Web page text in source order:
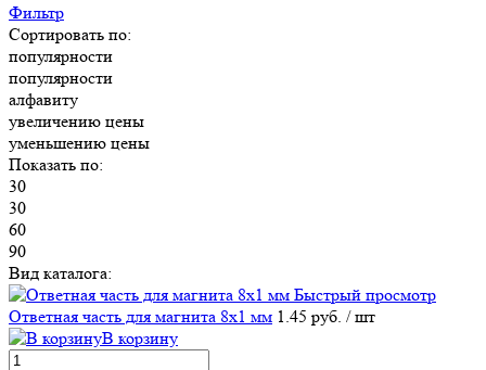
Фильтр
Сортировать по:
популярности
популярности
алфавиту
увеличению цены
уменьшению цены
Показать по:
30
30
60
90
Вид каталога:
Быстрый просмотр
Ответная часть для магнита 8х1 мм 1.45 руб. / шт
В корзину